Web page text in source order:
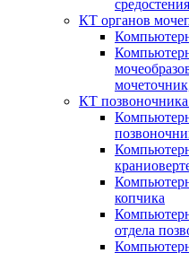
средостения
КТ органов
КТ позвоночника
копчика
отдела